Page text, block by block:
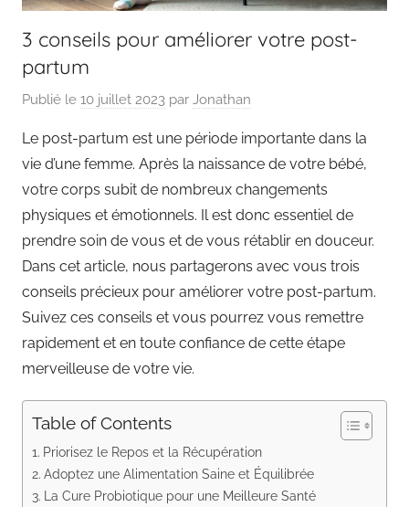
3 conseils pour améliorer votre post-
partum
Publié le 10 juillet 2023 par Jonathan
Le post-partum est une période importante dans la
vie d’une femme. Après la naissance de votre bébé,
votre corps subit de nombreux changements
physiques et émotionnels. Il est donc essentiel de
prendre soin de vous et de vous rétablir en douceur.
Dans cet article, nous partagerons avec vous trois
conseils précieux pour améliorer votre post-partum.
Suivez ces conseils et vous pourrez vous remettre
rapidement et en toute confiance de cette étape
merveilleuse de votre vie.
Table of Contents
Priorisez le Repos et la Récupération
Adoptez une Alimentation Saine et Équilibrée
La Cure Probiotique pour une Meilleure Santé